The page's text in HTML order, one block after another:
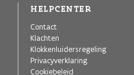
HELPCENTER
Contact
Klachten
Klokkenluidersregeling
Privacyverklaring
Cookiebeleid